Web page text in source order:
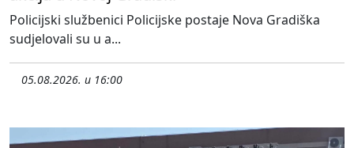
Policijski službenici Policijske postaje Nova Gradiška
sudjelovali su u a...
05.08.2026. u 16:00